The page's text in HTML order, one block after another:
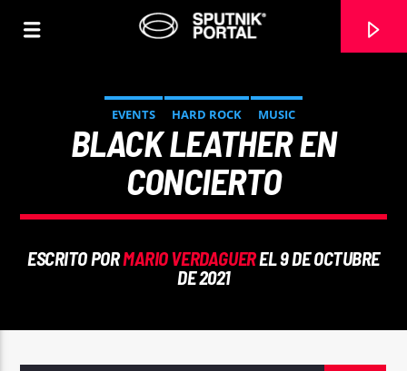
EVENTS HARD ROCK MUSIC
BLACK LEATHER EN
CONCIERTO
ESCRITO PORMARIO VERDAGUEREL 9 DE OCTUBRE
DE 2021